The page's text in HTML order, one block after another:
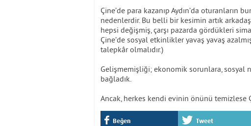
Çine’de para kazanıp Aydın’da oturanların
nedenlerdir. Bu belli bir kesimin artık
hepsi değişmiş, çarşı pazarda gördükleri
Çine’de sosyal etkinlikler yavaş yavaş
talepkâr olmalıdır.)
Gelişmemişliği; ekonomik sorunlara, sosyal
bağladık.
Ancak, herkes kendi evinin önünü temizlese
Beğen Tweet